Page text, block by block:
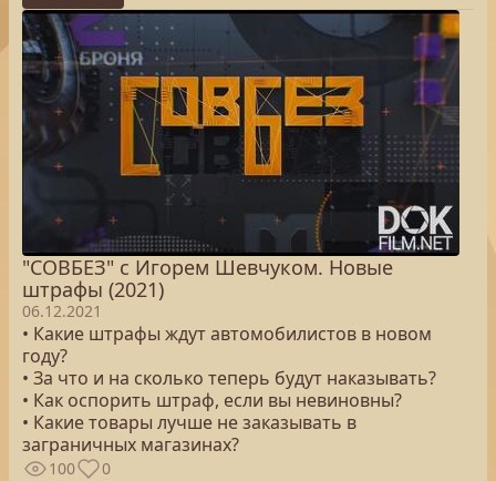
"СОВБЕЗ" с Игорем Шевчуком. Новые
штрафы (2021)
06.12.2021
• Какие штрафы ждут автомобилистов в новом
году?
• За что и на сколько теперь будут наказывать?
• Как оспорить штраф, если вы невиновны?
• Какие товары лучше не заказывать в
заграничных магазинах?
100 0